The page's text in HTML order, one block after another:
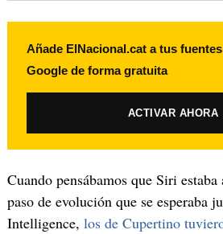
Añade ElNacional.cat a tus
Google de forma gratuita
ACTIVAR
Cuando pensábamos que Siri
paso de evolución que se esperaba
Intelligence, los de Cupertino